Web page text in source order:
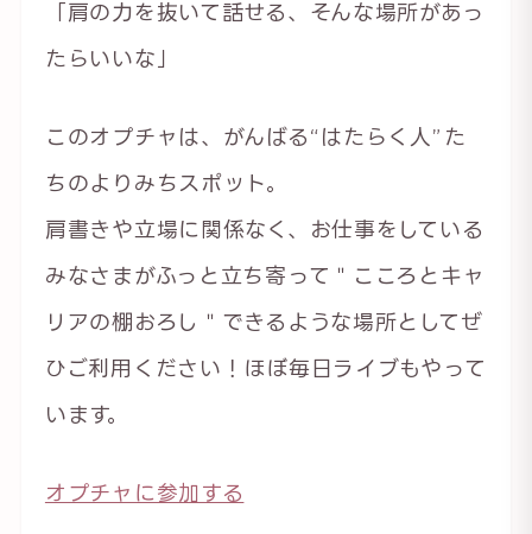
「肩の力を抜いて話せる、そんな場所があっ
たらいいな」
このオプチャは、がんばる“はたらく人”た
ちのよりみちスポット。
肩書きや立場に関係なく、お仕事をしている
みなさまがふっと立ち寄って＂こころとキャ
リアの棚おろし＂できるような場所としてぜ
ひご利用ください！ほぼ毎日ライブもやって
います。
オプチャに参加する